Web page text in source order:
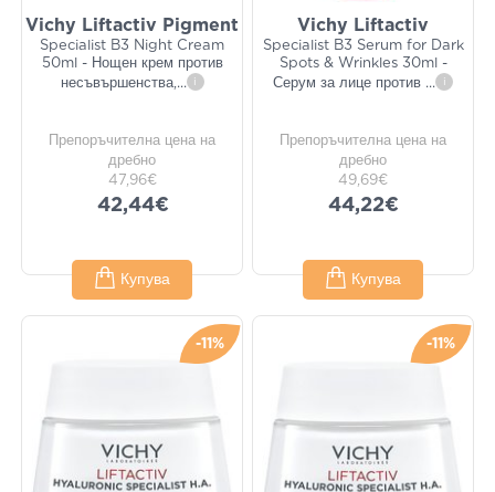
Vichy Liftactiv Pigment
Specialist B3 Night Cream
50ml - Нощен крем против
несъвършенства,... i
Препоръчителна цена на
дребно
47,96€
42,44€
Купува
Vichy Liftactiv
Specialist B3 Serum for Dark
Spots & Wrinkles 30ml -
Серум за лице против ... i
Препоръчителна цена на
дребно
49,69€
44,22€
Купува
-11% -11%